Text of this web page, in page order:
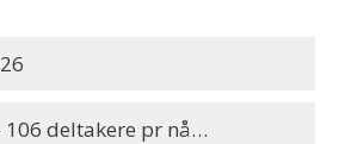
106 deltakere pr nå…